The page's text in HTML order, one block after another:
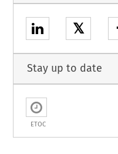
𝕏
Stay up to date
ETOC